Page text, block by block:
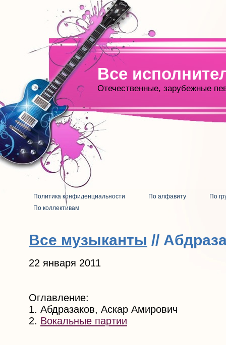
Все
Отечественные, зарубежные
Политика конфиденциальности По алфавиту
По
По коллективам
Все музыканты //
22 января 2011
Оглавление:
1. Абдразаков, Аскар Амирович
2. Вокальные партии